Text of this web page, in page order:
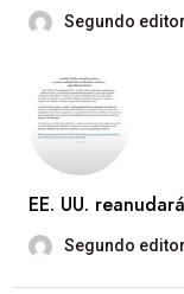
Segundo editor
EE. UU.
Segundo editor